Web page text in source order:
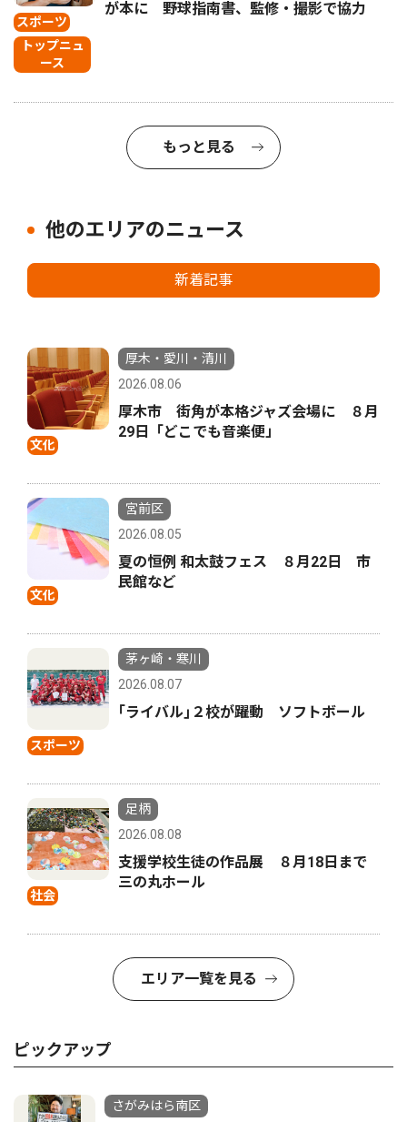
スポーツ
トップニュ
ース
が本に 野球指南書、監修・撮影で協力
もっと見る
他のエリアのニュース
新着記事
文化
厚木・愛川・清川
2026.08.06
厚木市 街角が本格ジャズ会場に ８月
29日「どこでも音楽便」
文化
宮前区
2026.08.05
夏の恒例 和太鼓フェス ８月22日 市
民館など
スポーツ
茅ヶ崎・寒川
2026.08.07
｢ライバル｣２校が躍動 ソフトボール
社会
足柄
2026.08.08
支援学校生徒の作品展 ８月18日まで
三の丸ホール
エリア一覧を見る
ピックアップ
さがみはら南区